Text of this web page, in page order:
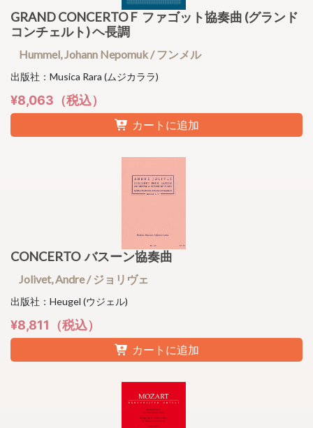
GRAND CONCERTO F ファゴット協奏曲 (グランド
コンチェルト) ヘ長調
Hummel, Johann Nepomuk / フンメル
出版社：Musica Rara (ムジカララ)
¥8,063（税込）
カートに追加
CONCERTO バスーン協奏曲
Jolivet, Andre / ジョリヴェ
出版社：Heugel (ウジェル)
¥8,811（税込）
カートに追加